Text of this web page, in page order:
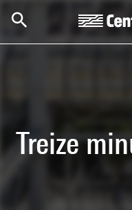
Treize